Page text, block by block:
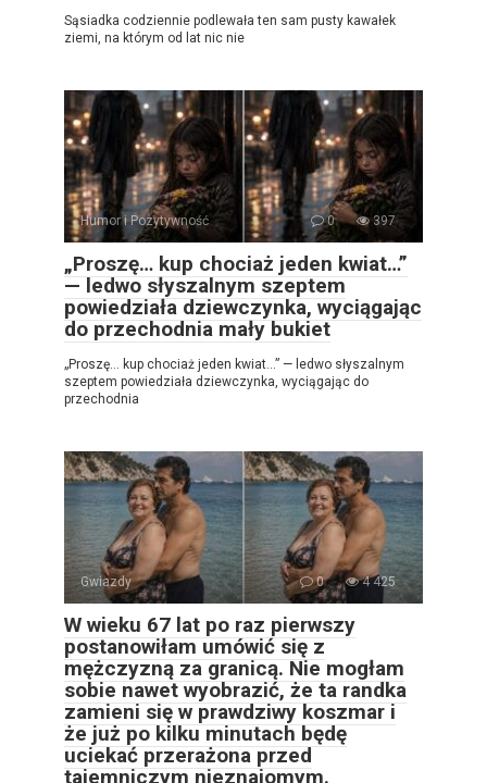
Sąsiadka codziennie podlewała ten sam pusty kawałek
ziemi, na którym od lat nic nie
Humor i Pozytywność 0 397
„Proszę… kup chociaż jeden kwiat…”
— ledwo słyszalnym szeptem
powiedziała dziewczynka, wyciągając
do przechodnia mały bukiet
„Proszę… kup chociaż jeden kwiat…” — ledwo słyszalnym
szeptem powiedziała dziewczynka, wyciągając do
przechodnia
Gwiazdy 0 4 425
W wieku 67 lat po raz pierwszy
postanowiłam umówić się z
mężczyzną za granicą. Nie mogłam
sobie nawet wyobrazić, że ta randka
zamieni się w prawdziwy koszmar i
że już po kilku minutach będę
uciekać przerażona przed
tajemniczym nieznajomym.